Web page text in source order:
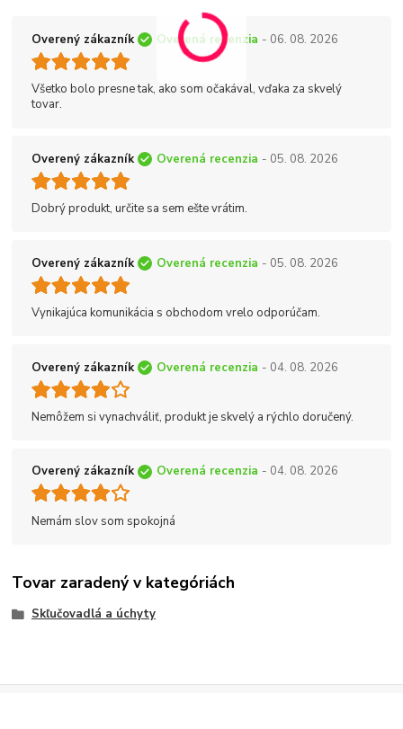
Overený zákazník Overená recenzia - 06. 08. 2026
Všetko bolo presne tak, ako som očakával, vďaka za skvelý
tovar.
Overený zákazník Overená recenzia - 05. 08. 2026
Dobrý produkt, určite sa sem ešte vrátim.
Overený zákazník Overená recenzia - 05. 08. 2026
Vynikajúca komunikácia s obchodom vrelo odporúčam.
Overený zákazník Overená recenzia - 04. 08. 2026
Nemôžem si vynachváliť, produkt je skvelý a rýchlo doručený.
Overený zákazník Overená recenzia - 04. 08. 2026
Nemám slov som spokojná
Tovar zaradený v kategóriách
Skľučovadlá a úchyty